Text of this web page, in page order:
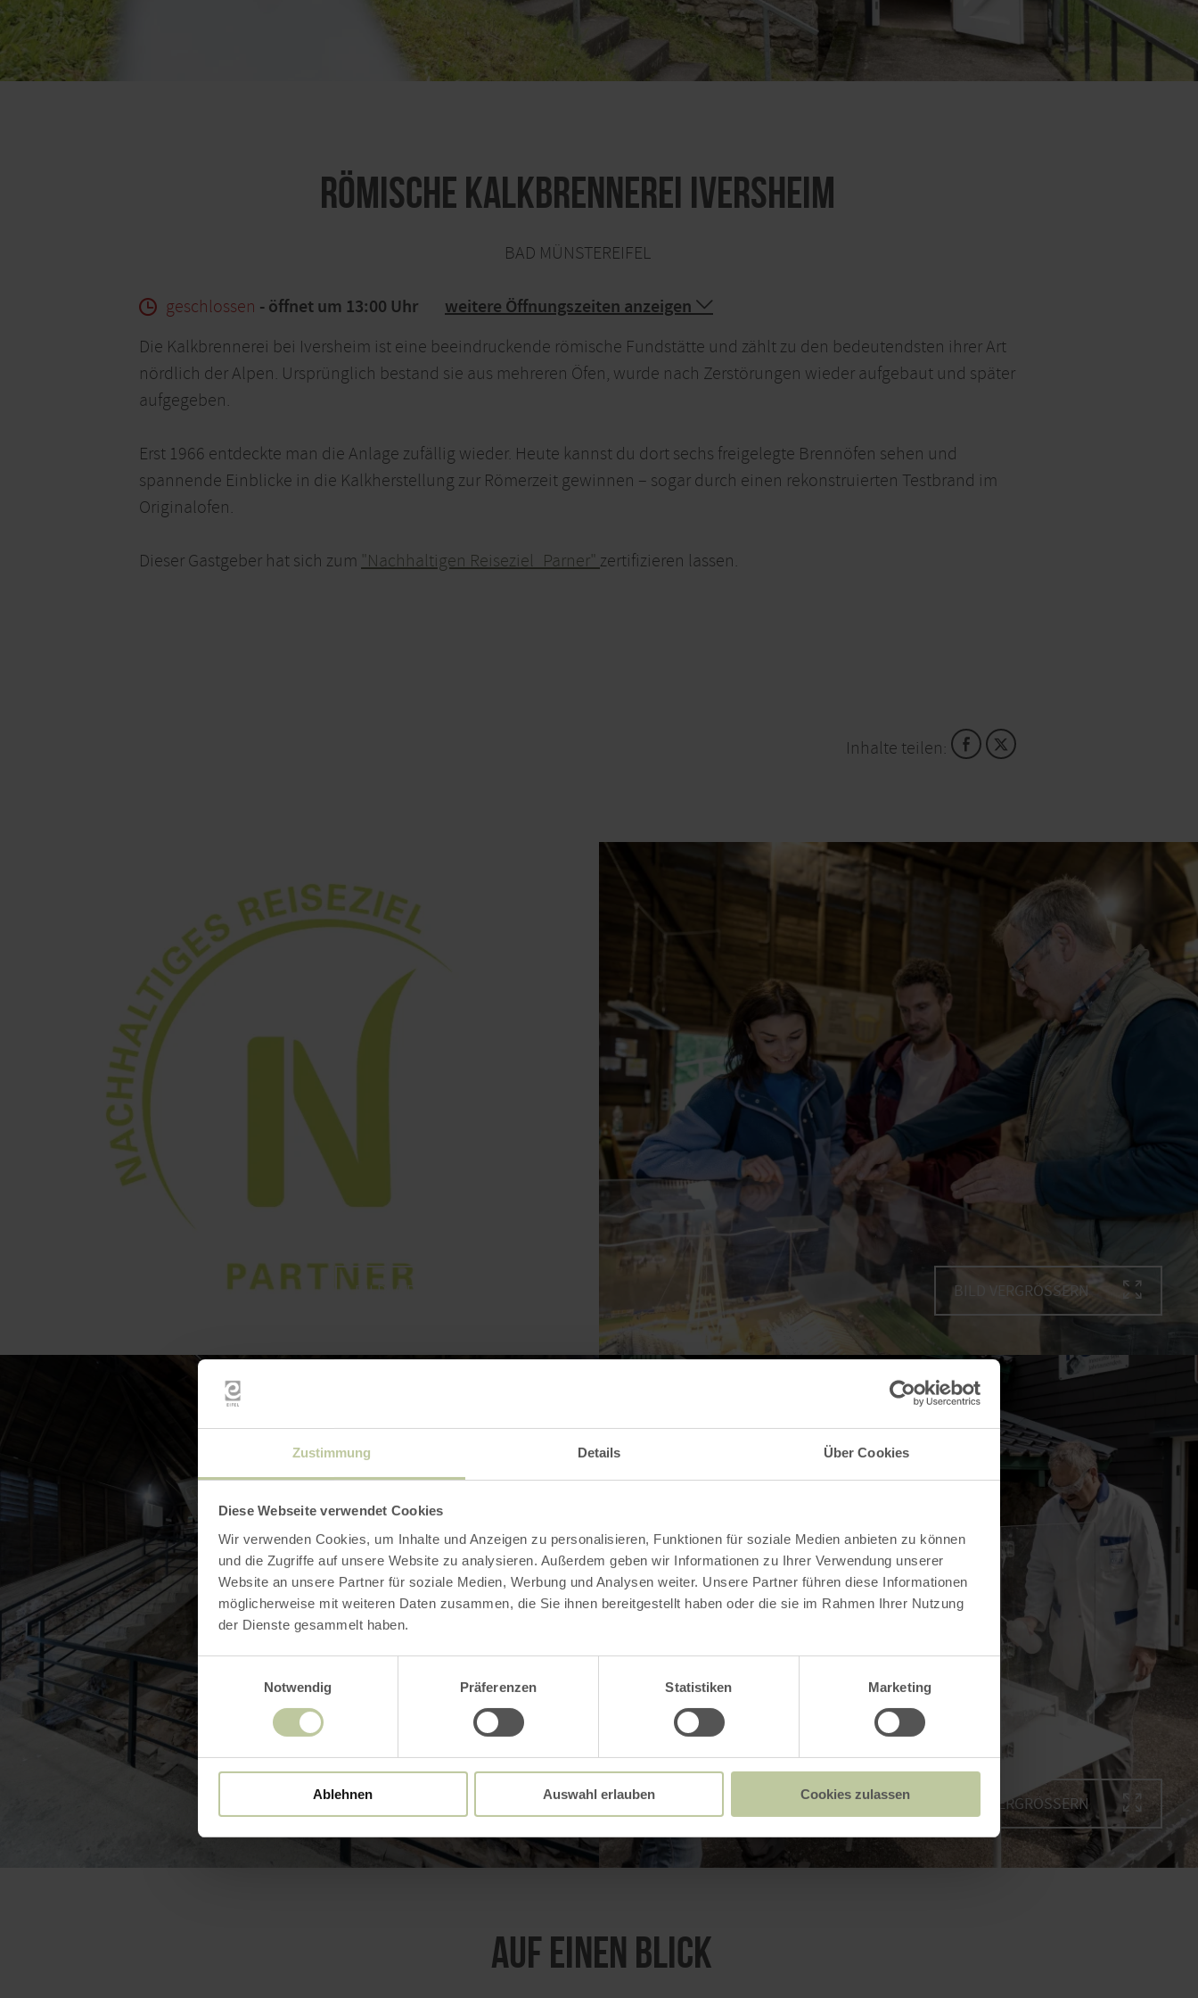
Zustimmung Details Über Cookies
Diese Webseite verwendet Cookies
Wir verwenden Cookies, um Inhalte und Anzeigen zu personalisieren, Funktionen für soziale Medien anbieten zu können
und die Zugriffe auf unsere Website zu analysieren. Außerdem geben wir Informationen zu Ihrer Verwendung unserer
Website an unsere Partner für soziale Medien, Werbung und Analysen weiter. Unsere Partner führen diese Informationen
möglicherweise mit weiteren Daten zusammen, die Sie ihnen bereitgestellt haben oder die sie im Rahmen Ihrer Nutzung
der Dienste gesammelt haben.
Einwilligungsauswahl
Notwendig
Präferenzen Statistiken Marketing
Ablehnen Auswahl erlauben Cookies zulassen
Römische Kalkbrennerei Iversheim
BAD MÜNSTEREIFEL
geschlossen - öffnet um 13:00 Uhr weitere Öffnungszeiten anzeigen
Die Kalkbrennerei bei Iversheim ist eine beeindruckende römische Fundstätte und zählt zu den bedeutendsten ihrer Art
nördlich der Alpen. Ursprünglich bestand sie aus mehreren Öfen, wurde nach Zerstörungen wieder aufgebaut und später
aufgegeben.
Erst 1966 entdeckte man die Anlage zufällig wieder. Heute kannst du dort sechs freigelegte Brennöfen sehen und
spannende Einblicke in die Kalkherstellung zur Römerzeit gewinnen – sogar durch einen rekonstruierten Testbrand im
Originalofen.
Dieser Gastgeber hat sich zum "Nachhaltigen Reiseziel_Parner" zertifizieren lassen.
Inhalte teilen:
BILD VERGRÖSSERN BILD VERGRÖSSERN
BILD VERGRÖSSERN BILD VERGRÖSSERN
Auf einen Blick